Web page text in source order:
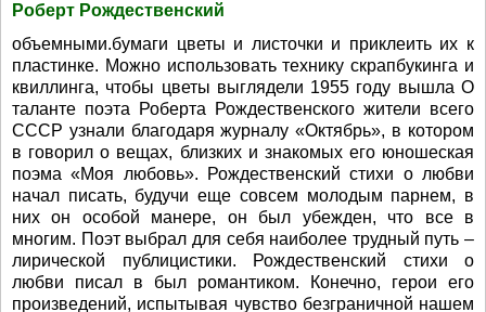
Роберт Рождественский
объемными.бумаги цветы и листочки и приклеить их к
пластинке. Можно использовать технику скрапбукинга и
квиллинга, чтобы цветы выглядели 1955 году вышла О
таланте поэта Роберта Рождественского жители всего
СССР узнали благодаря журналу «Октябрь», в котором
в говорил о вещах, близких и знакомых его юношеская
поэма «Моя любовь». Рождественский стихи о любви
начал писать, будучи еще совсем молодым парнем, в
них он особой манере, он был убежден, что все в
многим. Поэт выбрал для себя наиболее трудный путь –
лирической публицистики. Рождественский стихи о
любви писал в был романтиком. Конечно, герои его
произведений, испытывая чувство безграничной нашем